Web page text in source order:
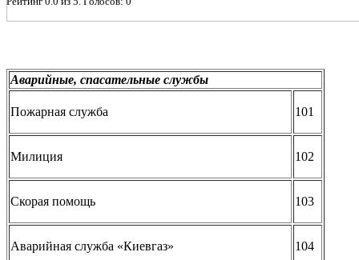
Аварийные, спасательные службы
Пожарная служба 101
Милиция 102
Скорая помощь 103
Аварийная служба «Киевгаз» 104